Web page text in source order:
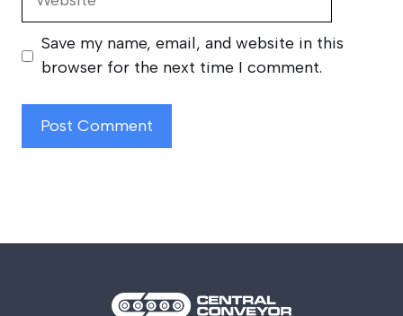
Save my name, email, and website in this
browser for the next time I comment.